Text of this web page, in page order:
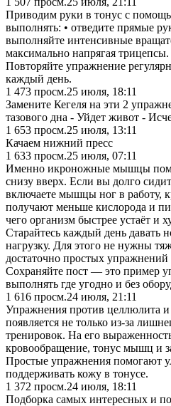
Приводим руки в тонус с
выполнять: • отведите прямые
выполняйте интенсивные
максимально напрягая
Повторяйте упражнение
каждый день.
1 473 просм.25 июля, 18:11
Замените Кегеля на эти 2
тазового дна - Уйдет живот -
1 653 просм.25 июля, 13:11
Качаем нижний пресс
1 633 просм.25 июля, 07:11
Именно икроножные мышцы
снизу вверх. Если вы долго
включаете мышцы ног в работу,
получают меньше кислорода и
чего организм быстрее устаёт и
Старайтесь каждый день давать
нагрузку. Для этого не нужны
достаточно простых
Сохраняйте пост — это пример
выполнять где угодно и без
1 616 просм.24 июля, 21:11
Упражнения против целлюлита
появляется не только из-за
тренировок. На его
кровообращение, тонус мышц и
Простые упражнения помогают
поддерживать кожу в тонусе.
1 372 просм.24 июля, 18:11
Подборка самых интересных и